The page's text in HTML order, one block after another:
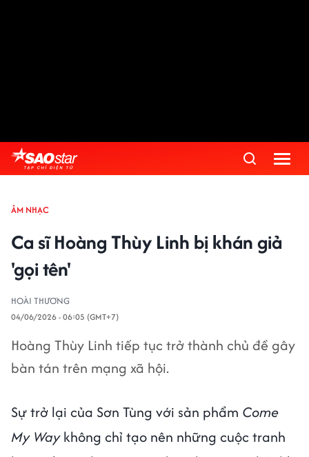
ÂM NHẠC
Ca sĩ Hoàng Thùy Linh bị khán giả
'gọi tên'
HOÀI THƯƠNG
04/06/2026 - 06:05 (GMT+7)
Hoàng Thùy Linh tiếp tục trở thành chủ đề gây
bàn tán trên mạng xã hội.
Sự trở lại của Sơn Tùng với sản phẩm Come
My Waykhông chỉ tạo nên những cuộc tranh